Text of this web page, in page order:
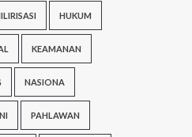
HUKUM
KEAMANAN
NASIONA
PAHLAWAN